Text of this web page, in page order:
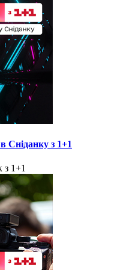
Сніданку з 1+1
з 1+1